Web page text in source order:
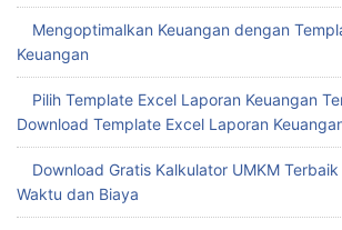
Pengambilan Keputusan Cepat
Hadirkan Kemudahan dengan Download
Keuangan Excel Gratis
Buat Slip Gaji Otomatis dengan Template
Mengoptimalkan Keuangan dengan
Keuangan